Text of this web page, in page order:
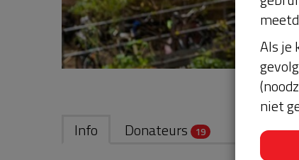
Info Donateurs 19
Als je
niet